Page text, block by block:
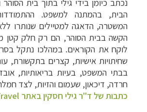
נכתב כיומן בידי גילי בתוך בית
הבית, בהמתנה למשפט.
המשטרה, הדאגה למטיילים שנותרו
הקשה בבית הסוהר, הם רק חלק קטן
לוקח את הקוראים. במהלכו נתקל
שחיתויות אישיות, קצרים בתקשורת,
בבתי המשפט, בעיות בריאותיות,
חרדה, דיכאון, שעמום והזיות, לצד
כתבות של ד"ר גילי חסקין באתר GoTravel